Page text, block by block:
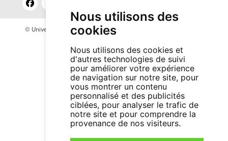
Nous utilisons des
cookies
Nous utilisons des cookies et
d'autres technologies de suivi
pour améliorer votre expérience
de navigation sur notre site, pour
vous montrer un contenu
personnalisé et des publicités
ciblées, pour analyser le trafic de
notre site et pour comprendre la
provenance de nos visiteurs.
© Université de Neuchâtel 2026
Contact site: Bureau presse et promotion